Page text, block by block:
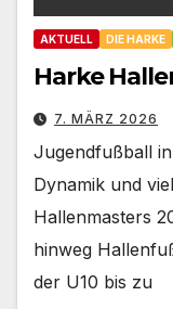
AKTUELL DIE HARKE
Harke
7. MÄRZ 2026
Jugendfußball
Dynamik und
Hallenmasters
hinweg
der U10 bis zu